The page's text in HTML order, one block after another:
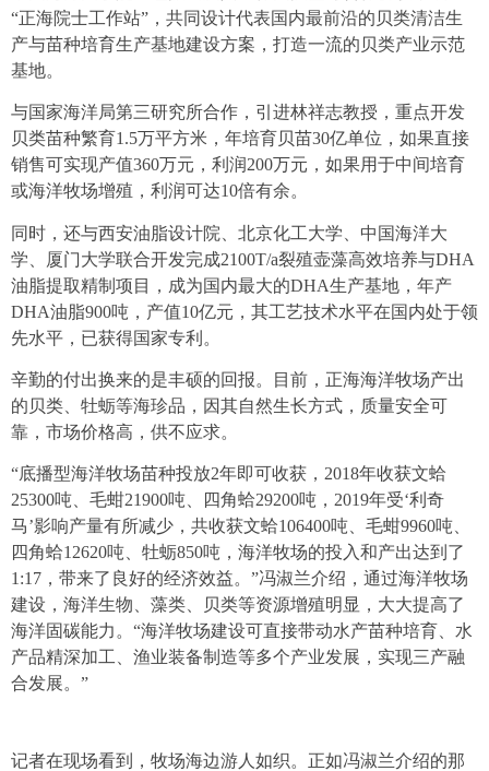
“正海院士工作站”，共同设计代表国内最前沿的贝类清洁生
产与苗种培育生产基地建设方案，打造一流的贝类产业示范
基地。
与国家海洋局第三研究所合作，引进林祥志教授，重点开发
贝类苗种繁育1.5万平方米，年培育贝苗30亿单位，如果直接
销售可实现产值360万元，利润200万元，如果用于中间培育
或海洋牧场增殖，利润可达10倍有余。
同时，还与西安油脂设计院、北京化工大学、中国海洋大
学、厦门大学联合开发完成2100T/a裂殖壶藻高效培养与DHA
油脂提取精制项目，成为国内最大的DHA生产基地，年产
DHA油脂900吨，产值10亿元，其工艺技术水平在国内处于领
先水平，已获得国家专利。
辛勤的付出换来的是丰硕的回报。目前，正海海洋牧场产出
的贝类、牡蛎等海珍品，因其自然生长方式，质量安全可
靠，市场价格高，供不应求。
“底播型海洋牧场苗种投放2年即可收获，2018年收获文蛤
25300吨、毛蚶21900吨、四角蛤29200吨，2019年受‘利奇
马’影响产量有所减少，共收获文蛤106400吨、毛蚶9960吨、
四角蛤12620吨、牡蛎850吨，海洋牧场的投入和产出达到了
1:17，带来了良好的经济效益。”冯淑兰介绍，通过海洋牧场
建设，海洋生物、藻类、贝类等资源增殖明显，大大提高了
海洋固碳能力。“海洋牧场建设可直接带动水产苗种培育、水
产品精深加工、渔业装备制造等多个产业发展，实现三产融
合发展。”
记者在现场看到，牧场海边游人如织。正如冯淑兰介绍的那